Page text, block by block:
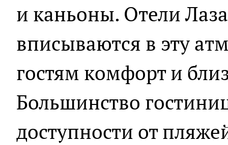
и каньоны. Отели
вписываются в эту
гостям комфорт и
Большинство
доступности от